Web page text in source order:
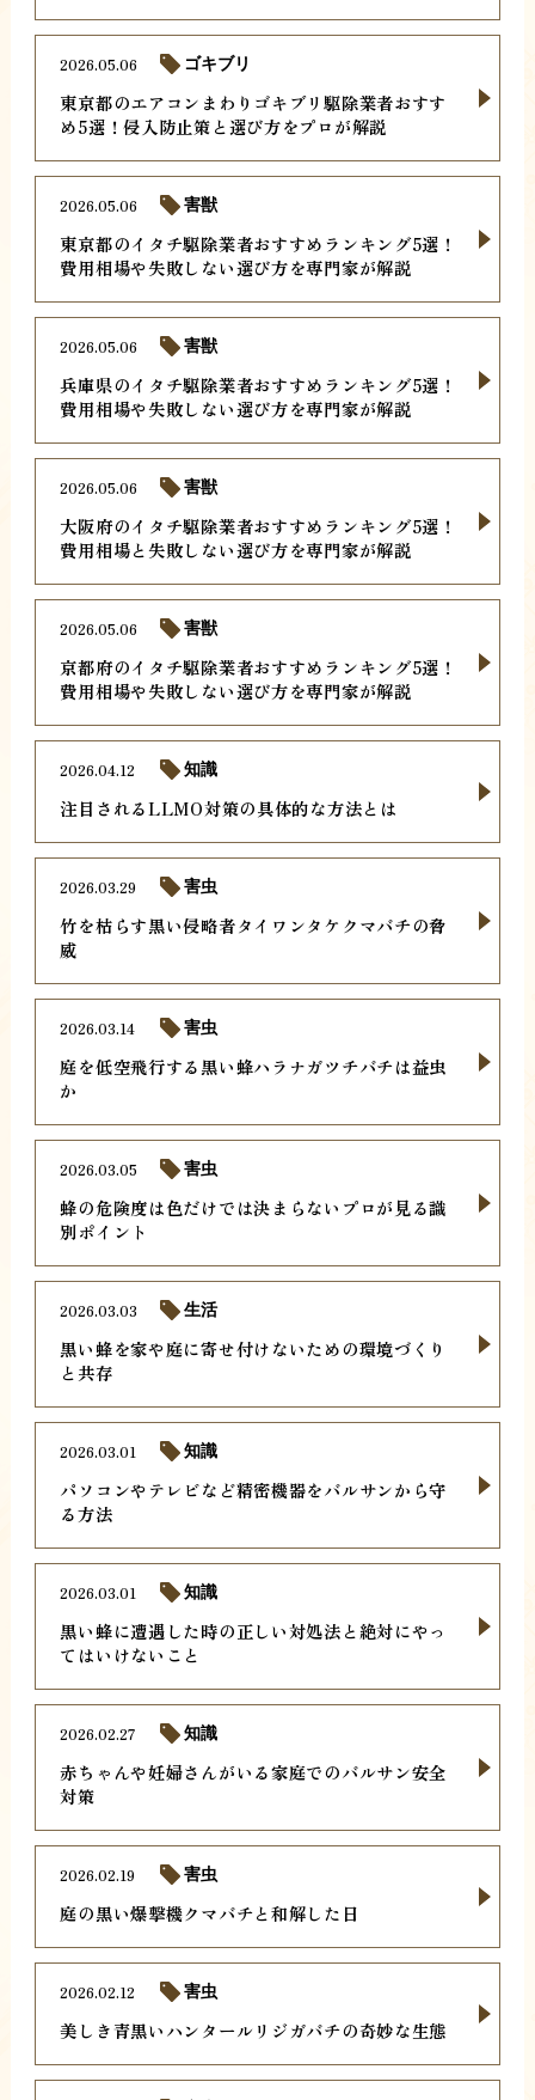
東京都のエアコンまわりゴキブリ駆除業者おすす
め5選！侵入防止策と選び方をプロが解説
2026.05.06 ゴキブリ
東京都のイタチ駆除業者おすすめランキング5選！
費用相場や失敗しない選び方を専門家が解説
2026.05.06 害獣
兵庫県のイタチ駆除業者おすすめランキング5選！
費用相場や失敗しない選び方を専門家が解説
2026.05.06 害獣
大阪府のイタチ駆除業者おすすめランキング5選！
費用相場と失敗しない選び方を専門家が解説
2026.05.06 害獣
京都府のイタチ駆除業者おすすめランキング5選！
費用相場や失敗しない選び方を専門家が解説
2026.05.06 害獣
注目されるLLMO対策の具体的な方法とは
2026.04.12 知識
竹を枯らす黒い侵略者タイワンタケクマバチの脅
威
2026.03.29 害虫
庭を低空飛行する黒い蜂ハラナガツチバチは益虫
か
2026.03.14 害虫
蜂の危険度は色だけでは決まらないプロが見る識
別ポイント
2026.03.05 害虫
黒い蜂を家や庭に寄せ付けないための環境づくり
と共存
2026.03.03 生活
パソコンやテレビなど精密機器をバルサンから守
る方法
2026.03.01 知識
黒い蜂に遭遇した時の正しい対処法と絶対にやっ
てはいけないこと
2026.03.01 知識
赤ちゃんや妊婦さんがいる家庭でのバルサン安全
対策
2026.02.27 知識
庭の黒い爆撃機クマバチと和解した日
2026.02.19 害虫
美しき青黒いハンタールリジガバチの奇妙な生態
2026.02.12 害虫